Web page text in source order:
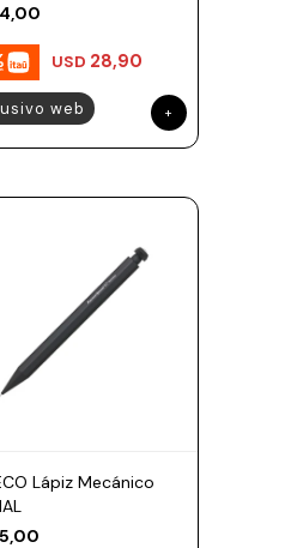
USD 28,90
web
Lápiz Mecánico